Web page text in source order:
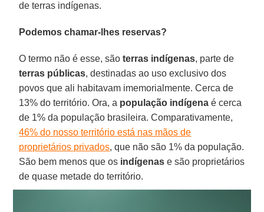
de terras indígenas.
Podemos chamar-lhes reservas?
O termo não é esse, sãoterras indígenas, parte de
terras públicas, destinadas ao uso exclusivo dos
povos que ali habitavam imemorialmente. Cerca de
13% do território. Ora, a população indígena é cerca
de 1% da população brasileira. Comparativamente,
46% do nosso território está nas mãos de
proprietários privados, que não são 1% da população.
São bem menos que os indígenas e são proprietários
de quase metade do território.